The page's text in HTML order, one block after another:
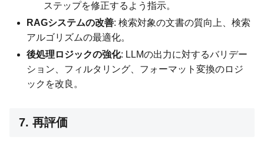
ステップを修正するよう指示。
RAGシステムの改善: 検索対象の文書の質向上、検索
アルゴリズムの最適化。
後処理ロジックの強化: LLMの出力に対するバリデー
ション、フィルタリング、フォーマット変換のロジ
ックを改良。
7. 再評価